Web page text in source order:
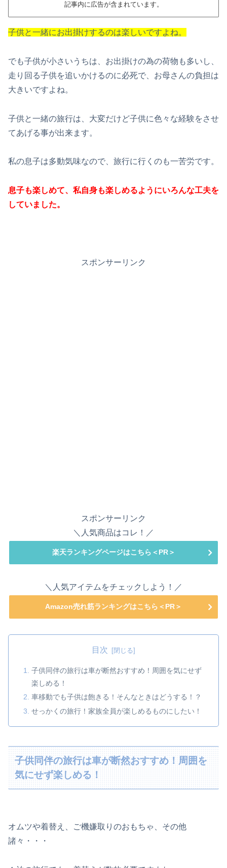
記事内に広告が含まれています。
子供と一緒にお出掛けするのは楽しいですよね。
でも子供が小さいうちは、お出掛けの為の荷物も多いし、
走り回る子供を追いかけるのに必死で、お母さんの負担は
大きいですよね。
子供と一緒の旅行は、大変だけど子供に色々な経験をさせ
てあげる事が出来ます。
私の息子は多動気味なので、旅行に行くのも一苦労です。
息子も楽しめて、私自身も楽しめるようにいろんな工夫を
していました。
スポンサーリンク
スポンサーリンク
＼人気商品はコレ！／
楽天ランキングページはこちら＜PR＞
＼人気アイテムをチェックしよう！／
Amazon売れ筋ランキングはこちら＜PR＞
目次
子供同伴の旅行は車が断然おすすめ！周囲を気にせず
楽しめる！
車移動でも子供は飽きる！そんなときはどうする！？
せっかくの旅行！家族全員が楽しめるものにしたい！
子供同伴の旅行は車が断然おすすめ！周囲を
気にせず楽しめる！
オムツや着替え、ご機嫌取りのおもちゃ、その他
諸々・・・